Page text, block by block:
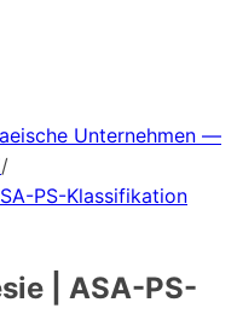
Unternehmen —
/
PS-Klassifikation
| ASA-PS-